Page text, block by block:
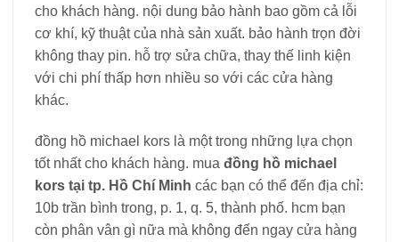
cho khách hàng. nội dung bảo hành bao gồm cả lỗi
cơ khí, kỹ thuật của nhà sản xuất. bảo hành trọn đời
không thay pin. hỗ trợ sửa chữa, thay thế linh kiện
với chi phí thấp hơn nhiều so với các cửa hàng
khác.
đồng hồ michael kors là một trong những lựa chọn
tốt nhất cho khách hàng. mua đồng hồ michael
kors tại tp. Hồ Chí Minh các bạn có thể đến địa chỉ:
10b trần bình trong, p. 1, q. 5, thành phố. hcm bạn
còn phân vân gì nữa mà không đến ngay cửa hàng